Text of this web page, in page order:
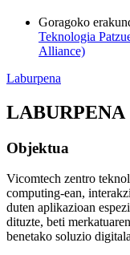
Goragoko
Teknologia
Alliance)
Laburpena
LABURPENA
Objektua
Vicomtech zentro
computing-ean,
duten aplikazioan
dituzte, beti
benetako soluzio